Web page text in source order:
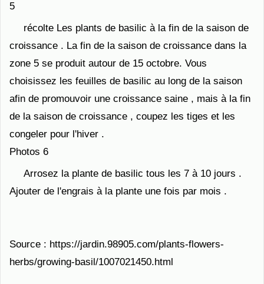
5
récolte Les plants de basilic à la fin de la saison de
croissance . La fin de la saison de croissance dans la
zone 5 se produit autour de 15 octobre. Vous
choisissez les feuilles de basilic au long de la saison
afin de promouvoir une croissance saine , mais à la fin
de la saison de croissance , coupez les tiges et les
congeler pour l'hiver .
Photos 6
Arrosez la plante de basilic tous les 7 à 10 jours .
Ajouter de l'engrais à la plante une fois par mois .
Source : https://jardin.98905.com/plants-flowers-
herbs/growing-basil/1007021450.html